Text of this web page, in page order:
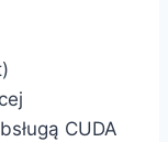
CUDA